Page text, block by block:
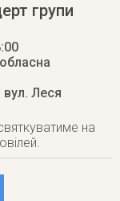
групи
вул. Леся
на